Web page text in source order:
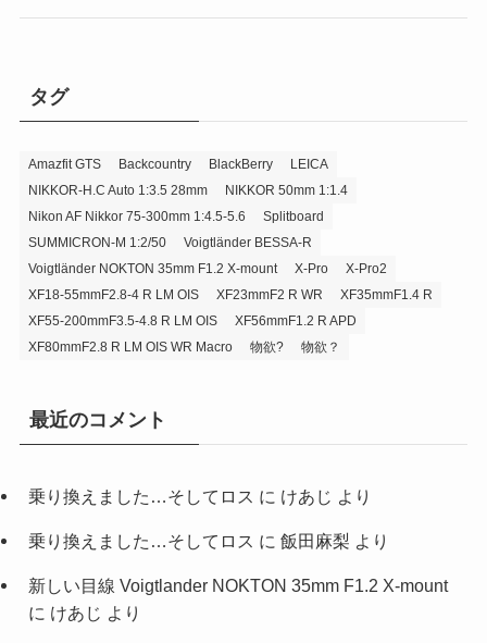
タグ
Amazfit GTS Backcountry BlackBerry
LEICA
NIKKOR-H.C Auto 1:3.5 28mm
NIKKOR 50mm 1:1.4
Nikon AF Nikkor 75-300mm 1:4.5-5.6
Splitboard
SUMMICRON-M 1:2/50
Voigtländer BESSA-R
Voigtländer NOKTON 35mm F1.2 X-mount
X-Pro
X-Pro2
XF18-55mmF2.8-4 R LM OIS
XF23mmF2 R WR
XF35mmF1.4 R
XF55-200mmF3.5-4.8 R LM OIS
XF56mmF1.2 R APD
XF80mmF2.8 R LM OIS WR Macro
物欲? 物欲？
最近のコメント
乗り換えました…そしてロス に けあじ より
乗り換えました…そしてロス に 飯田麻梨 より
新しい目線 Voigtlander NOKTON 35mm F1.2 X-mount
に けあじ より